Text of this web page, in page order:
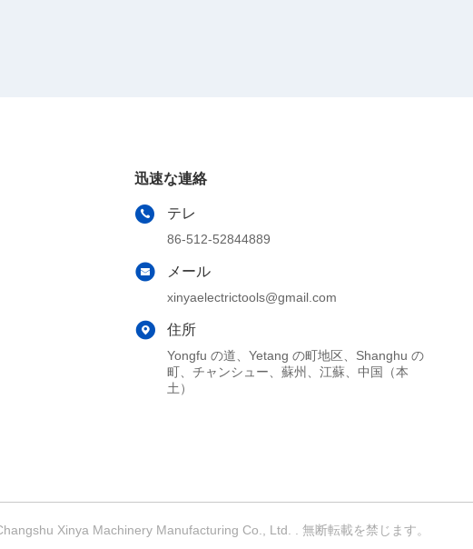
迅速な連絡
テレ
86-512-52844889
メール
xinyaelectrictools@gmail.com
住所
Yongfu の道、Yetang の町地区、Shanghu の
町、チャンシュー、蘇州、江蘇、中国（本
土）
Xinya Machinery Manufacturing Co., Ltd. . 無断転載を禁じます。